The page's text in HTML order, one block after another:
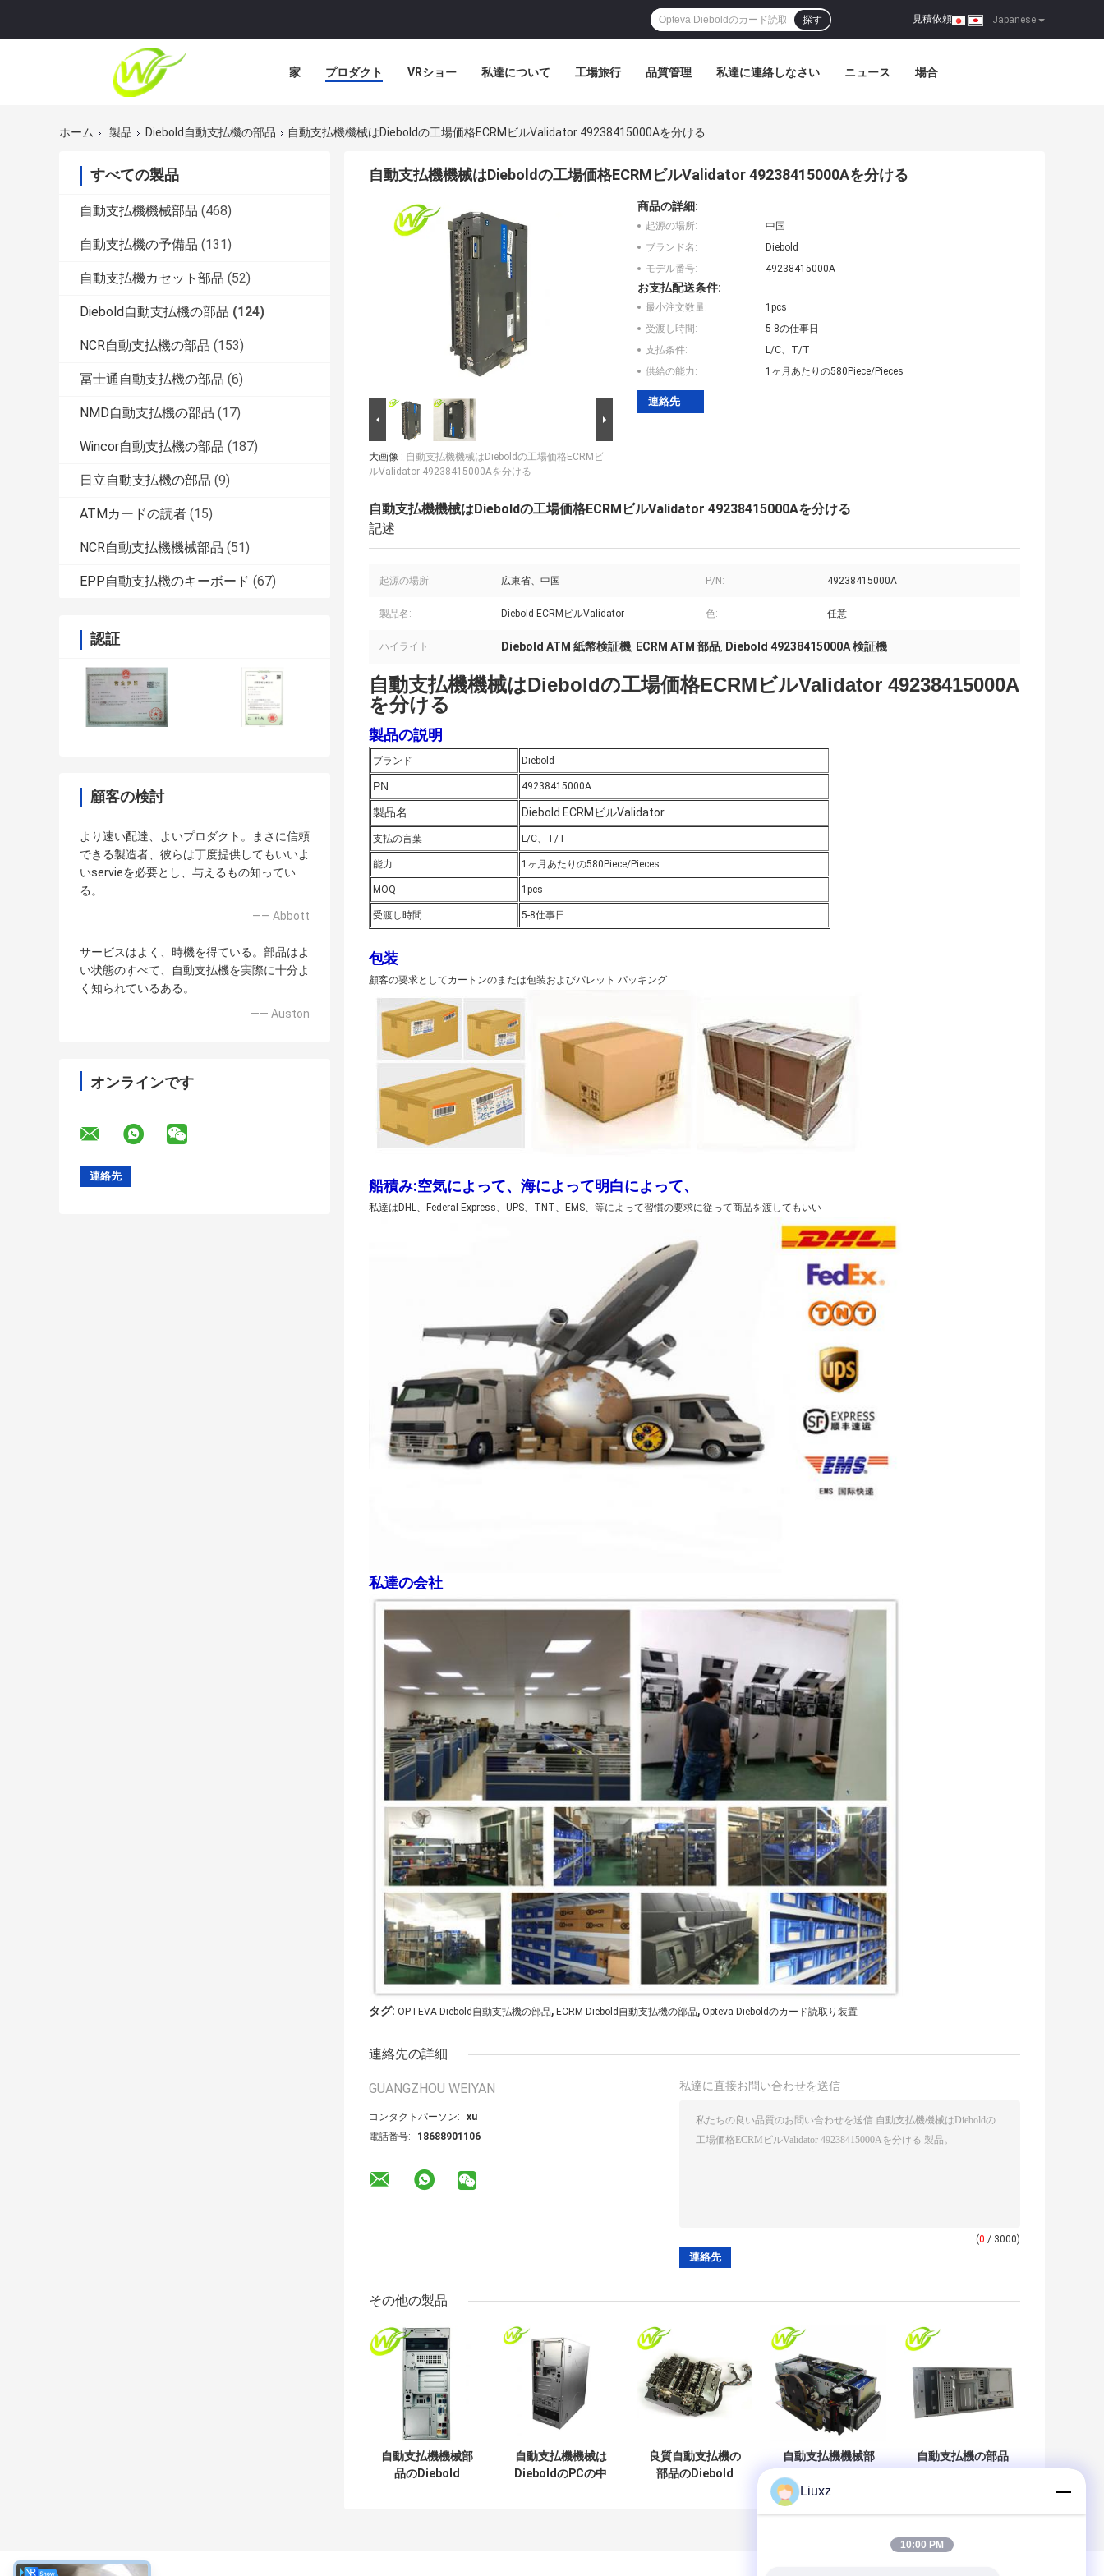
Japanese
見積依頼 |
探す
家 プロダクト VRショー 私達について 工場旅行 品質管理 私達に連絡しなさい ニュース 場合
ホーム 製品 Diebold自動支払機の部品 自動支払機機械はDieboldの工場価格ECRMビルValidator 49238415000Aを分ける
すべての製品
自動支払機機械部品 (468)
自動支払機の予備品 (131)
自動支払機カセット部品 (52)
Diebold自動支払機の部品 (124)
NCR自動支払機の部品 (153)
冨士通自動支払機の部品 (6)
NMD自動支払機の部品 (17)
Wincor自動支払機の部品 (187)
日立自動支払機の部品 (9)
ATMカードの読者 (15)
NCR自動支払機機械部品 (51)
EPP自動支払機のキーボード (67)
認証
顧客の検討
より速い配達、よいプロダクト。まさに信頼
できる製造者、彼らは丁度提供してもいいよ
いservieを必要とし、与えるもの知ってい
る。
—— Abbott
サービスはよく、時機を得ている。部品はよ
い状態のすべて、自動支払機を実際に十分よ
く知られているある。
—— Auston
オンラインです
自動支払機機械はDieboldの工場価格ECRMビルValidator 49238415000Aを分ける
大画像 : 自動支払機機械はDieboldの工場価格ECRMビ
ルValidator 49238415000Aを分ける
商品の詳細:
起源の場所:
中国
ブランド名:
Diebold
モデル番号:
49238415000A
お支払配送条件:
最小注文数量:
1pcs
受渡し時間:
5-8の仕事日
支払条件:
L/C、T/T
供給の能力:
1ヶ月あたりの580Piece/Pieces
連絡先
自動支払機機械はDieboldの工場価格ECRMビルValidator 49238415000Aを分ける
記述
起源の場所: 広東省、中国 P/N: 49238415000A
製品名: Diebold ECRMビルValidator 色: 任意
ハイライト: Diebold ATM 紙幣検証機, ECRM ATM 部品, Diebold 49238415000A 検証機
自動支払機機械はDieboldの工場価格ECRMビルValidator 49238415000A
を分ける
製品の説明
ブランド Diebold
PN 49238415000A
製品名 Diebold ECRMビルValidator
支払の言葉 L/C、T/T
能力 1ヶ月あたりの580Piece/Pieces
MOQ 1pcs
受渡し時間 5-8仕事日
包装
顧客の要求としてカートンのまたは包装およびパレット パッキング
船積み:空気によって、海によって明白によって、
私達はDHL、Federal Express、UPS、TNT、EMS、等によって習慣の要求に従って商品を渡してもいい
私達の会社
タグ: OPTEVA Diebold自動支払機の部品, ECRM Diebold自動支払機の部品, Opteva Dieboldのカード読取り装置
連絡先の詳細
GUANGZHOU WEIYAN
コンタクトパーソン:
xu
電話番号:
18688901106
私達に直接お問い合わせを送信
(0 / 3000)
その他の製品
自動支払機機械部
品のDiebold
自動支払機機械は
DieboldのPCの中
良質自動支払機の
部品のDiebold
自動支払機機械部
ートなOptevaのカ
ード読取り装置
自動支払機の部品
49249260291A
Liuxz
10:00 PM